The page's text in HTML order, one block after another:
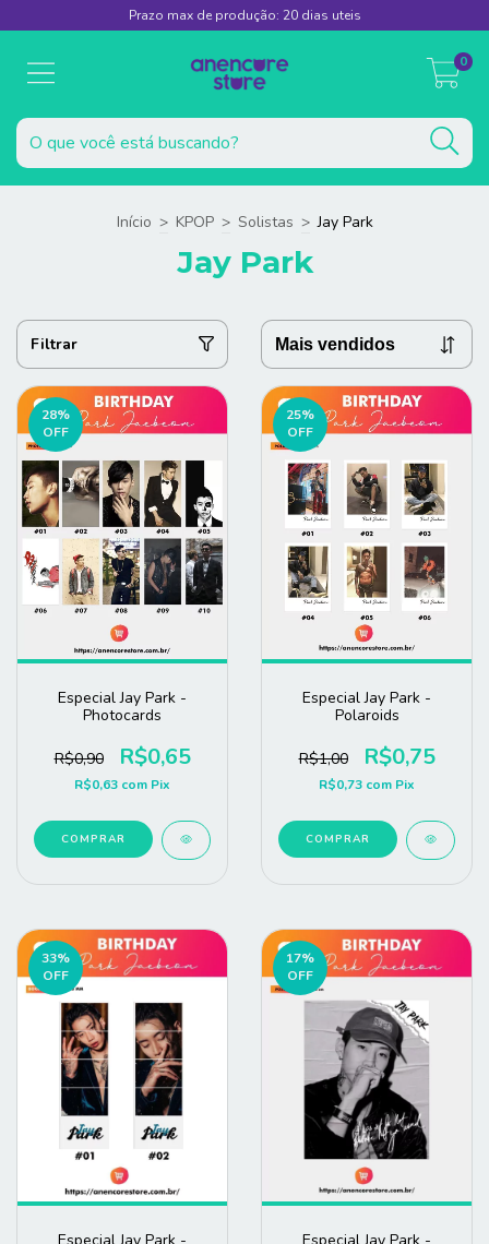
Prazo max de produção: 20 dias uteis
0
Início > KPOP > Solistas > Jay Park
Jay Park
Filtrar
28%
OFF
Especial Jay Park -
Photocards
R$0,90 R$0,65
R$0,63 com Pix
COMPRAR
25%
OFF
Especial Jay Park -
Polaroids
R$1,00 R$0,75
R$0,73 com Pix
COMPRAR
33%
OFF
17%
OFF